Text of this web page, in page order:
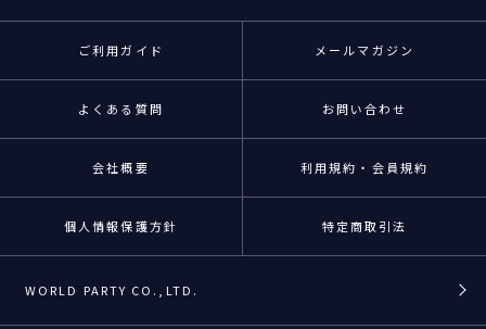
ご利用ガイド メールマガジン
よくある質問 お問い合わせ
会社概要 利用規約・会員規約
個人情報保護方針 特定商取引法
WORLD PARTY CO.,LTD.